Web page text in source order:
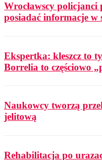
Wrocławscy
posiadać informacje w
Ekspertka: kleszcz to
Borrelia to częściowo
Naukowcy tworzą
jelitową
Rehabilitacja po